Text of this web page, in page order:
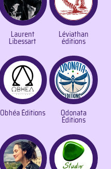
Laurent
Libessart
Léviathan
éditions
Obhéa Éditions Odonata
Éditions